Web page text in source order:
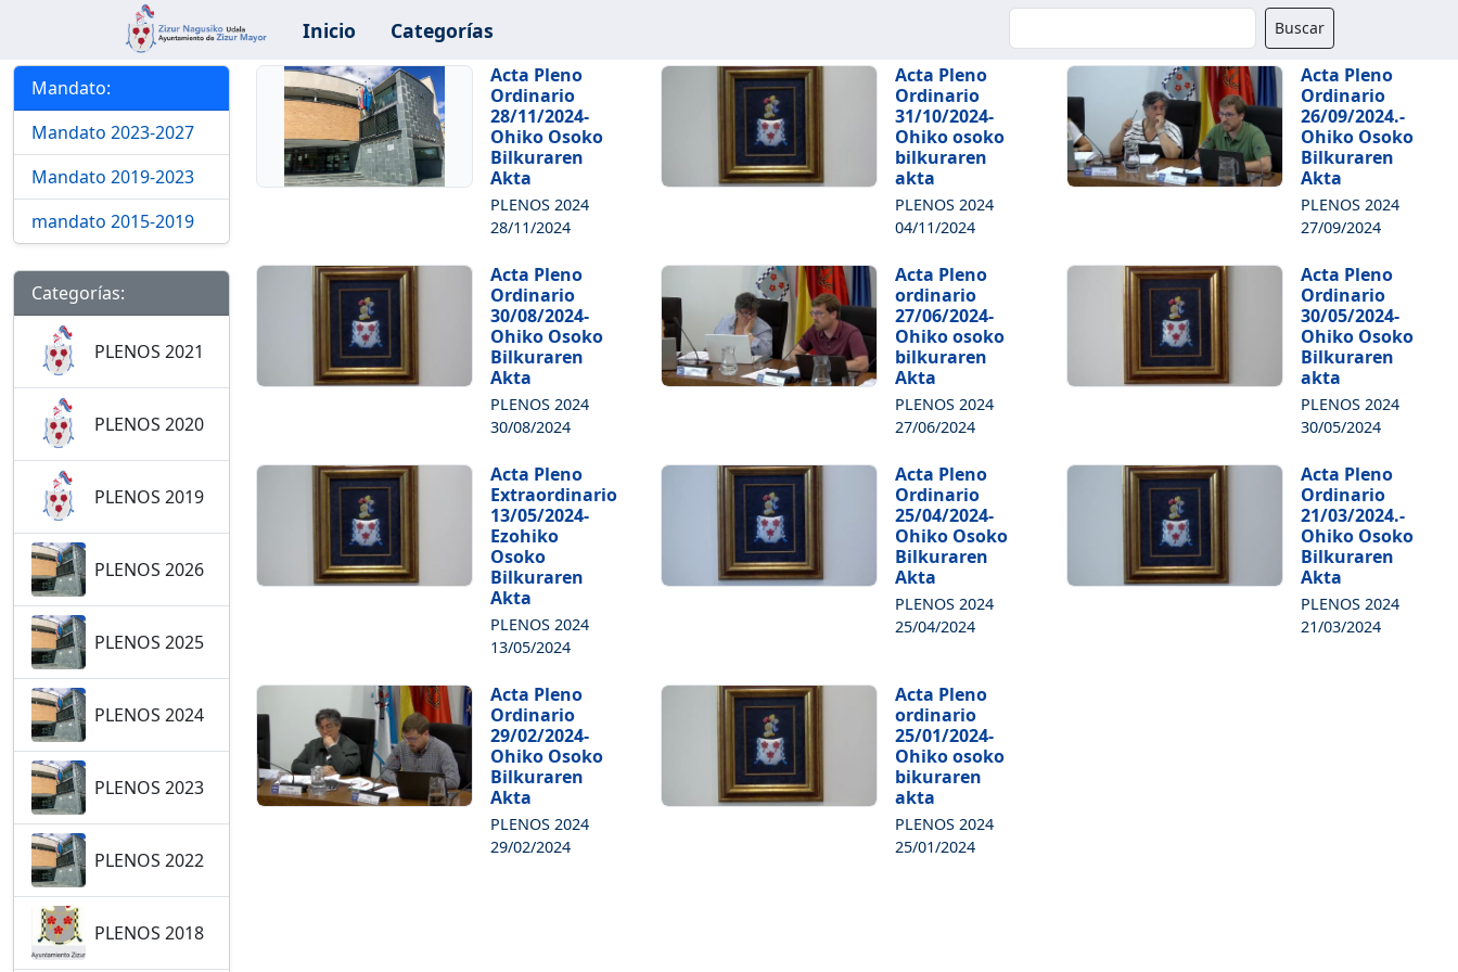
Inicio Categorías Buscador Buscar
Categorías y Mandatos
Mandato:
Mandato 2023-2027
Mandato 2019-2023
mandato 2015-2019
Categorías:
PLENOS 2021
PLENOS 2020
PLENOS 2019
PLENOS 2026
PLENOS 2025
PLENOS 2024
PLENOS 2023
PLENOS 2022
PLENOS 2018
Acta Pleno
Ordinario
28/11/2024-
Ohiko Osoko
Bilkuraren
Akta
PLENOS 2024
28/11/2024
Acta Pleno
Ordinario
31/10/2024-
Ohiko osoko
bilkuraren
akta
PLENOS 2024
04/11/2024
Acta Pleno
Ordinario
26/09/2024.-
Ohiko Osoko
Bilkuraren
Akta
PLENOS 2024
27/09/2024
Acta Pleno
Ordinario
30/08/2024-
Ohiko Osoko
Bilkuraren
Akta
PLENOS 2024
30/08/2024
Acta Pleno
ordinario
27/06/2024-
Ohiko osoko
bilkuraren
Akta
PLENOS 2024
27/06/2024
Acta Pleno
Ordinario
30/05/2024-
Ohiko Osoko
Bilkuraren
akta
PLENOS 2024
30/05/2024
Acta Pleno
Extraordinario
13/05/2024-
Ezohiko
Osoko
Bilkuraren
Akta
PLENOS 2024
13/05/2024
Acta Pleno
Ordinario
25/04/2024-
Ohiko Osoko
Bilkuraren
Akta
PLENOS 2024
25/04/2024
Acta Pleno
Ordinario
21/03/2024.-
Ohiko Osoko
Bilkuraren
Akta
PLENOS 2024
21/03/2024
Acta Pleno
Ordinario
29/02/2024-
Ohiko Osoko
Bilkuraren
Akta
PLENOS 2024
29/02/2024
Acta Pleno
ordinario
25/01/2024-
Ohiko osoko
bikuraren
akta
PLENOS 2024
25/01/2024